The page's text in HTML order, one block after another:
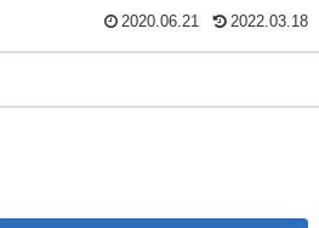
2020.06.21 2022.03.18